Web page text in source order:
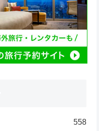
558